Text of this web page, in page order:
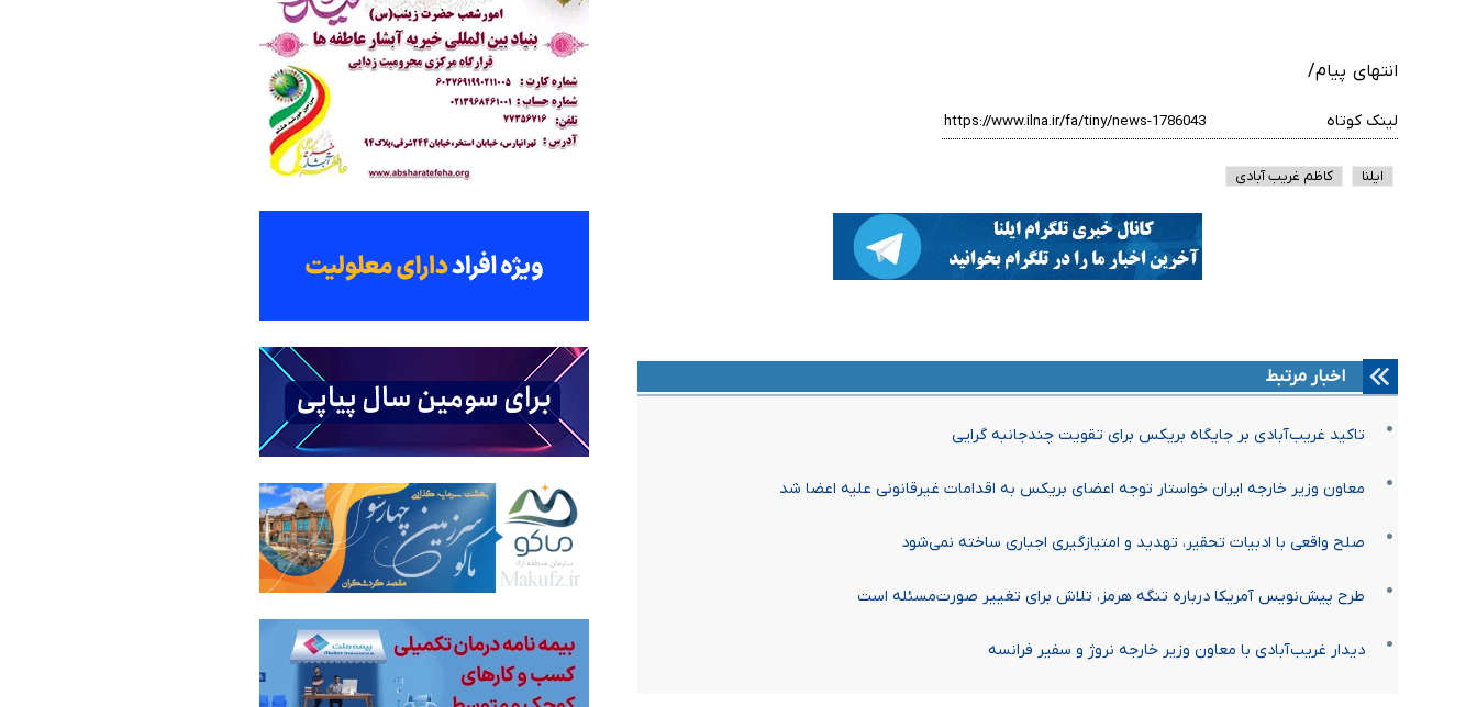
انتهای پیام/
لینک کوتاه
ایلنا کاظم غریب آبادی
اخبار مرتبط
تاکید غریب‌آبادی بر جایگاه بریکس برای تقویت چندجانبه گرایی
معاون وزیر خارجه ایران خواستار توجه اعضای بریکس به اقدامات غیرقانونی علیه اعضا شد
صلح واقعی با ادبیات تحقیر، تهدید و امتیازگیری اجباری ساخته نمی‌شود
طرح پیش‌نویس آمریکا درباره تنگه هرمز، تلاش برای تغییر صورت‌مسئله است
دیدار غریب‌آبادی با معاون وزیر خارجه نروژ و سفیر فرانسه